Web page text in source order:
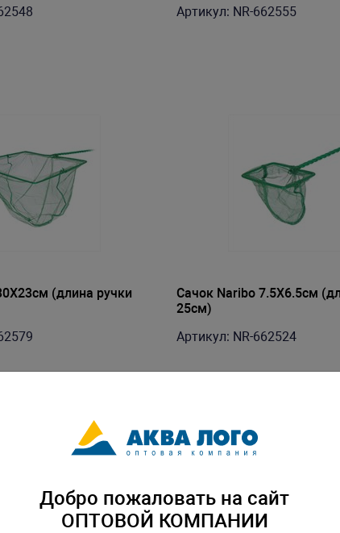
Артикул: NR-662555
(длина ручки
Сачок Naribo 7.5X6.5см
25см)
Артикул: NR-662524
Добро пожаловать на сайт
ОПТОВОЙ КОМПАНИИ